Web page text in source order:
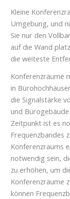
Kleine
Umgebung, und
Sie nur den
auf die Wand
die weiteste
Konferenzräume
in
die Signalstärke
und
Zeitpunkt ist es
Frequenzbandes
Konferenzraums
notwendig sein,
zu erhöhen, um
Konferenzräume
können